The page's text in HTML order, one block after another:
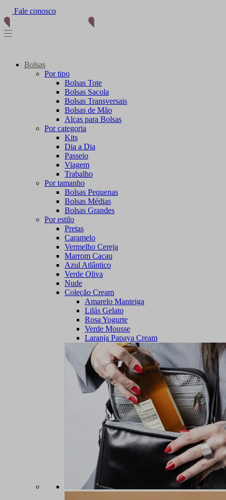
Fale conosco
Bolsas
Por tipo
Bolsas Tote
Bolsas Sacola
Bolsas Transversais
Bolsas de Mão
Alças para Bolsas
Por categoria
Kits
Dia a Dia
Passeio
Viagem
Trabalho
Por tamanho
Bolsas Pequenas
Bolsas Médias
Bolsas Grandes
Por estilo
Pretas
Caramelo
Vermelho Cereja
Marrom Cacau
Azul Atlântico
Verde Oliva
Nude
Coleção Cream
Amarelo Manteiga
Lilás Gelato
Rosa Yogurte
Verde Mousse
Laranja Papaya Cream